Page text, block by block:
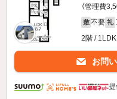
（管理費
敷 不要 礼
2階 /
お問